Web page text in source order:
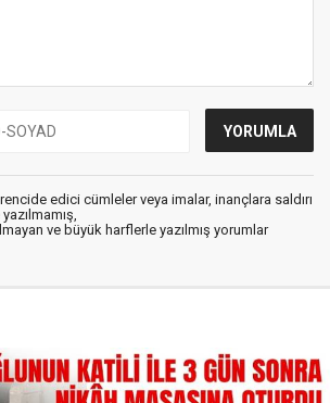
edici cümleler veya imalar, inançlara saldırı
ve büyük harflerle yazılmış yorumlar